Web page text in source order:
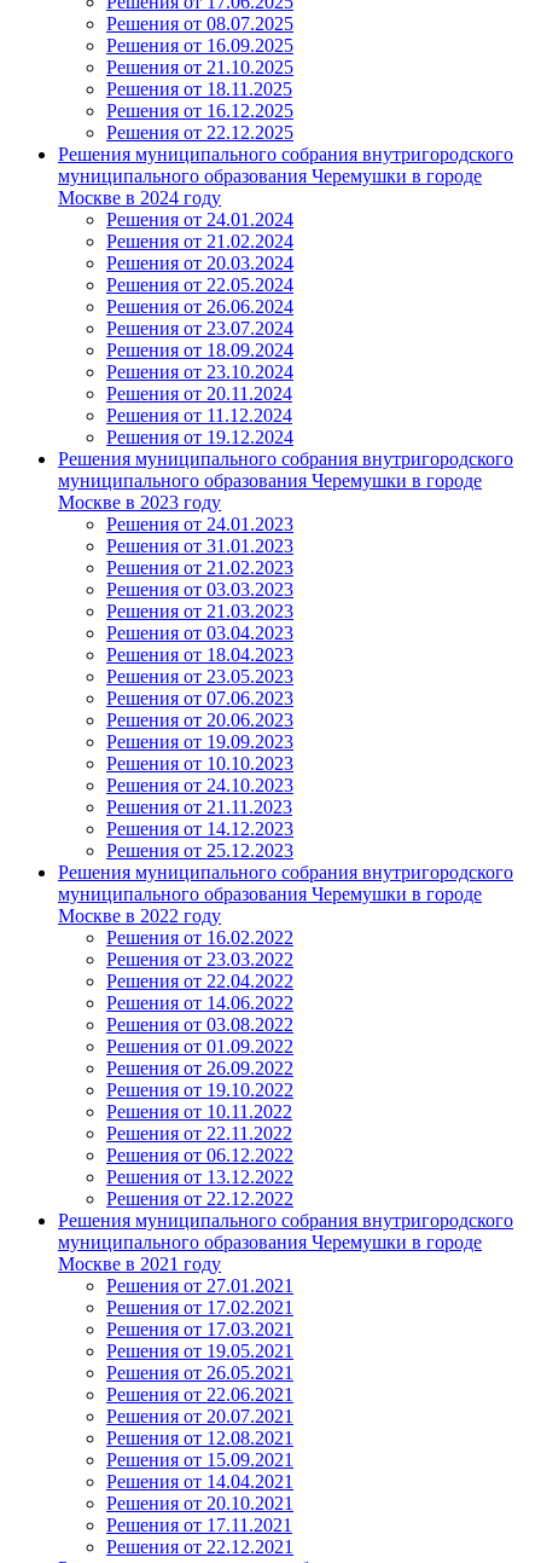
Решения от 08.07.2025
Решения от 16.09.2025
Решения от 21.10.2025
Решения от 18.11.2025
Решения от 16.12.2025
Решения от 22.12.2025
Решения муниципального собрания внутригородского
муниципального образования Черемушки в городе
Москве в 2024 году
Решения от 24.01.2024
Решения от 21.02.2024
Решения от 20.03.2024
Решения от 22.05.2024
Решения от 26.06.2024
Решения от 23.07.2024
Решения от 18.09.2024
Решения от 23.10.2024
Решения от 20.11.2024
Решения от 11.12.2024
Решения от 19.12.2024
Решения муниципального собрания внутригородского
муниципального образования Черемушки в городе
Москве в 2023 году
Решения от 24.01.2023
Решения от 31.01.2023
Решения от 21.02.2023
Решения от 03.03.2023
Решения от 21.03.2023
Решения от 03.04.2023
Решения от 18.04.2023
Решения от 23.05.2023
Решения от 07.06.2023
Решения от 20.06.2023
Решения от 19.09.2023
Решения от 10.10.2023
Решения от 24.10.2023
Решения от 21.11.2023
Решения от 14.12.2023
Решения от 25.12.2023
Решения муниципального собрания внутригородского
муниципального образования Черемушки в городе
Москве в 2022 году
Решения от 16.02.2022
Решения от 23.03.2022
Решения от 22.04.2022
Решения от 14.06.2022
Решения от 03.08.2022
Решения от 01.09.2022
Решения от 26.09.2022
Решения от 19.10.2022
Решения от 10.11.2022
Решения от 22.11.2022
Решения от 06.12.2022
Решения от 13.12.2022
Решения от 22.12.2022
Решения муниципального собрания внутригородского
муниципального образования Черемушки в городе
Москве в 2021 году
Решения от 27.01.2021
Решения от 17.02.2021
Решения от 17.03.2021
Решения от 19.05.2021
Решения от 26.05.2021
Решения от 22.06.2021
Решения от 20.07.2021
Решения от 12.08.2021
Решения от 15.09.2021
Решения от 14.04.2021
Решения от 20.10.2021
Решения от 17.11.2021
Решения от 22.12.2021